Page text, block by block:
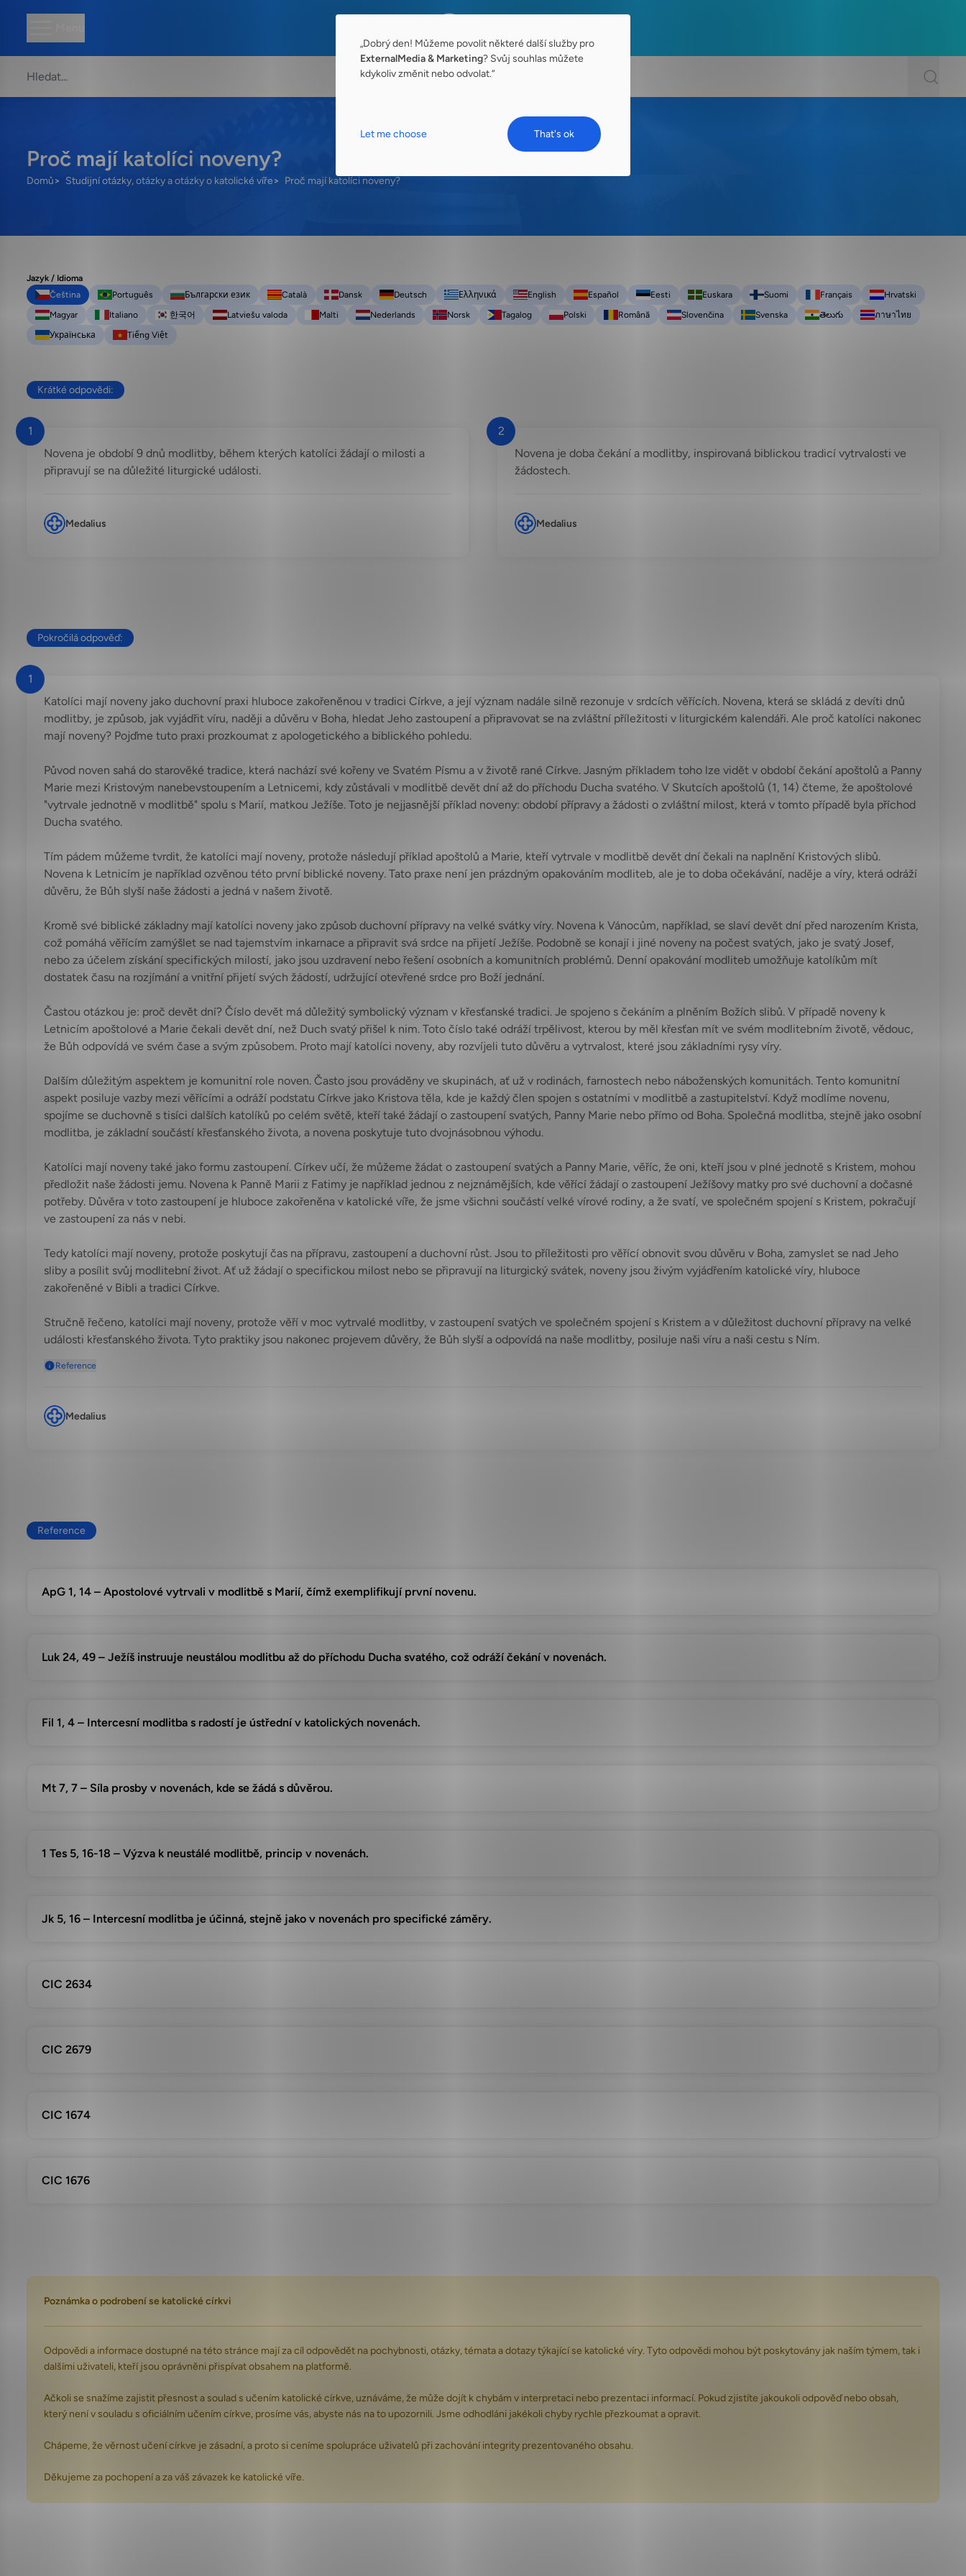
Proč mají katolíci noveny?
Domů Studijní otázky, otázky a otázky o katolické víře Proč mají katolíci noveny?
Jazyk / Idioma
Čeština
Português Български език Català Dansk Deutsch Ελληνικά English Español Eesti Euskara Suomi Français
Hrvatski
Magyar
Italiano 한국어 Latviešu valoda Malti Nederlands Norsk Tagalog Polski Română Slovenčina Svenska తెలుగు
ภาษาไทย
Українська
Tiếng Việt
Krátké odpovědi:
1
Novena je období 9 dnů modlitby, během kterých katolíci žádají o milosti a
připravují se na důležité liturgické události.
Medalius
2
Novena je doba čekání a modlitby, inspirovaná biblickou tradicí vytrvalosti ve
žádostech.
Medalius
Pokročilá odpověď:
1
Katolíci mají noveny jako duchovní praxi hluboce zakořeněnou v tradici Církve, a její význam nadále silně rezonuje v srdcích věřících. Novena, která se skládá z devíti dnů
modlitby, je způsob, jak vyjádřit víru, naději a důvěru v Boha, hledat Jeho zastoupení a připravovat se na zvláštní příležitosti v liturgickém kalendáři. Ale proč katolíci nakonec
mají noveny? Pojďme tuto praxi prozkoumat z apologetického a biblického pohledu.
Původ noven sahá do starověké tradice, která nachází své kořeny ve Svatém Písmu a v životě rané Církve. Jasným příkladem toho lze vidět v období čekání apoštolů a Panny
Marie mezi Kristovým nanebevstoupením a Letnicemi, kdy zůstávali v modlitbě devět dní až do příchodu Ducha svatého. V Skutcích apoštolů (1, 14) čteme, že apoštolové
"vytrvale jednotně v modlitbě" spolu s Marií, matkou Ježíše. Toto je nejjasnější příklad noveny: období přípravy a žádosti o zvláštní milost, která v tomto případě byla příchod
Ducha svatého.
Tím pádem můžeme tvrdit, že katolíci mají noveny, protože následují příklad apoštolů a Marie, kteří vytrvale v modlitbě devět dní čekali na naplnění Kristových slibů.
Novena k Letnicím je například ozvěnou této první biblické noveny. Tato praxe není jen prázdným opakováním modliteb, ale je to doba očekávání, naděje a víry, která odráží
důvěru, že Bůh slyší naše žádosti a jedná v našem životě.
Kromě své biblické základny mají katolíci noveny jako způsob duchovní přípravy na velké svátky víry. Novena k Vánocům, například, se slaví devět dní před narozením Krista,
což pomáhá věřícím zamýšlet se nad tajemstvím inkarnace a připravit svá srdce na přijetí Ježíše. Podobně se konají i jiné noveny na počest svatých, jako je svatý Josef,
nebo za účelem získání specifických milostí, jako jsou uzdravení nebo řešení osobních a komunitních problémů. Denní opakování modliteb umožňuje katolíkům mít
dostatek času na rozjímání a vnitřní přijetí svých žádostí, udržující otevřené srdce pro Boží jednání.
Častou otázkou je: proč devět dní? Číslo devět má důležitý symbolický význam v křesťanské tradici. Je spojeno s čekáním a plněním Božích slibů. V případě noveny k
Letnicím apoštolové a Marie čekali devět dní, než Duch svatý přišel k nim. Toto číslo také odráží trpělivost, kterou by měl křesťan mít ve svém modlitebním životě, vědouc,
že Bůh odpovídá ve svém čase a svým způsobem. Proto mají katolíci noveny, aby rozvíjeli tuto důvěru a vytrvalost, které jsou základními rysy víry.
Dalším důležitým aspektem je komunitní role noven. Často jsou prováděny ve skupinách, ať už v rodinách, farnostech nebo náboženských komunitách. Tento komunitní
aspekt posiluje vazby mezi věřícími a odráží podstatu Církve jako Kristova těla, kde je každý člen spojen s ostatními v modlitbě a zastupitelství. Když modlíme novenu,
spojíme se duchovně s tisíci dalších katolíků po celém světě, kteří také žádají o zastoupení svatých, Panny Marie nebo přímo od Boha. Společná modlitba, stejně jako osobní
modlitba, je základní součástí křesťanského života, a novena poskytuje tuto dvojnásobnou výhodu.
Katolíci mají noveny také jako formu zastoupení. Církev učí, že můžeme žádat o zastoupení svatých a Panny Marie, věříc, že oni, kteří jsou v plné jednotě s Kristem, mohou
předložit naše žádosti jemu. Novena k Panně Marii z Fatimy je například jednou z nejznámějších, kde věřící žádají o zastoupení Ježíšovy matky pro své duchovní a dočasné
potřeby. Důvěra v toto zastoupení je hluboce zakořeněna v katolické víře, že jsme všichni součástí velké vírové rodiny, a že svatí, ve společném spojení s Kristem, pokračují
ve zastoupení za nás v nebi.
Tedy katolíci mají noveny, protože poskytují čas na přípravu, zastoupení a duchovní růst. Jsou to příležitosti pro věřící obnovit svou důvěru v Boha, zamyslet se nad Jeho
sliby a posílit svůj modlitební život. Ať už žádají o specifickou milost nebo se připravují na liturgický svátek, noveny jsou živým vyjádřením katolické víry, hluboce
zakořeněné v Bibli a tradici Církve.
Stručně řečeno, katolíci mají noveny, protože věří v moc vytrvalé modlitby, v zastoupení svatých ve společném spojení s Kristem a v důležitost duchovní přípravy na velké
události křesťanského života. Tyto praktiky jsou nakonec projevem důvěry, že Bůh slyší a odpovídá na naše modlitby, posiluje naši víru a naši cestu s Ním.
Reference
Medalius
Reference
ApG 1, 14 – Apostolové vytrvali v modlitbě s Marií, čímž exemplifikují první novenu.
Luk 24, 49 – Ježíš instruuje neustálou modlitbu až do příchodu Ducha svatého, což odráží čekání v novenách.
Fil 1, 4 – Intercesní modlitba s radostí je ústřední v katolických novenách.
Mt 7, 7 – Síla prosby v novenách, kde se žádá s důvěrou.
1 Tes 5, 16-18 – Výzva k neustálé modlitbě, princip v novenách.
Jk 5, 16 – Intercesní modlitba je účinná, stejně jako v novenách pro specifické záměry.
CIC 2634
CIC 2679
CIC 1674
CIC 1676
Poznámka o podrobení se katolické církvi
Odpovědi a informace dostupné na této stránce mají za cíl odpovědět na pochybnosti, otázky, témata a dotazy týkající se katolické víry. Tyto odpovědi mohou být poskytovány jak naším týmem, tak i
dalšími uživateli, kteří jsou oprávněni přispívat obsahem na platformě.
Ačkoli se snažíme zajistit přesnost a soulad s učením katolické církve, uznáváme, že může dojít k chybám v interpretaci nebo prezentaci informací. Pokud zjistíte jakoukoli odpověď nebo obsah,
který není v souladu s oficiálním učením církve, prosíme vás, abyste nás na to upozornili. Jsme odhodláni jakékoli chyby rychle přezkoumat a opravit.
Chápeme, že věrnost učení církve je zásadní, a proto si ceníme spolupráce uživatelů při zachování integrity prezentovaného obsahu.
Děkujeme za pochopení a za váš závazek ke katolické víře.
„Dobrý den! Můžeme povolit některé další služby pro
ExternalMedia & Marketing? Svůj souhlas můžete
kdykoliv změnit nebo odvolat.“
Let me choose That's ok